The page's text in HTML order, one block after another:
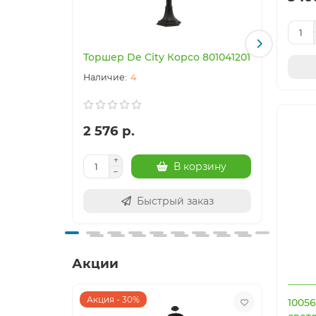
Торшер De City Корсо 801041201
4
2 576 р.
В корзину
Быстрый заказ
Акции
Акция - 30%